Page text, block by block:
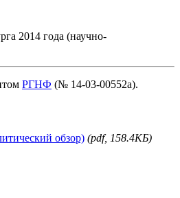
2014 года (научно-
РГНФ (№ 14-03-00552а).
обзор) (pdf, 158.4КБ)